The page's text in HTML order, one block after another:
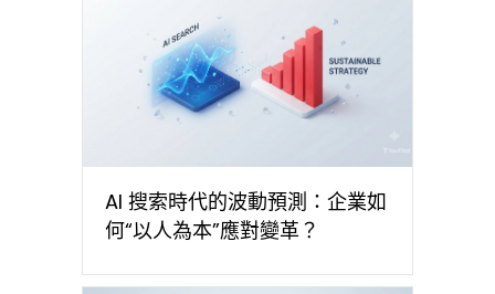
AI 搜索時代的波動預測：企業如
何“以人為本”應對變革？